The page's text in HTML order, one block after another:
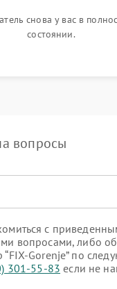
снова у вас в
состоянии.
вопросы
с
вопросами, либо
Gorenje” по
301-55-83 если не